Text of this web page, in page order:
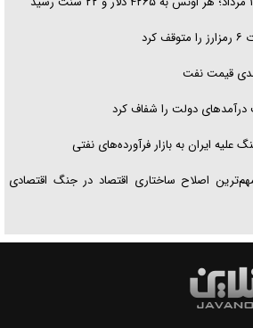
قیمت نفت
دولت را شفاف کرد
ایران به بازار فرآورده‌های نفتی
اصلاح ساختاری اقتصاد در جنگ اقتصادی